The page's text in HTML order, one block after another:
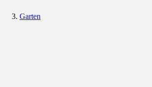
Garten